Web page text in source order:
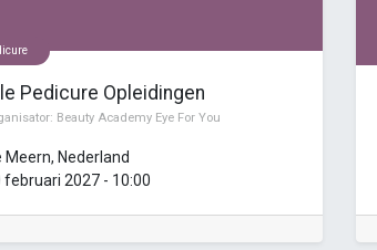
Pedicure Opleidingen
Beauty Academy Eye For You
Meern, Nederland
februari 2027 - 10:00